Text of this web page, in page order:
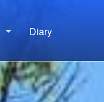
Diary